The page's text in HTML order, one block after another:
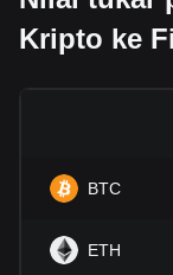
penerimaannya,
relatif terhadap
tidak jelas atau
jatuh.
tempat mata
Kripto ke
BTC
ETH